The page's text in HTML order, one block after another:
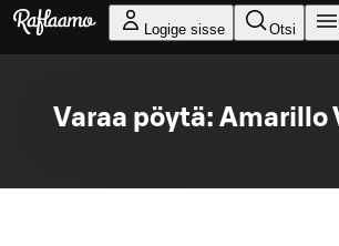
Liigu peamise sisu juurde
Logige sisse Otsi
Varaa pöytä: Amarillo